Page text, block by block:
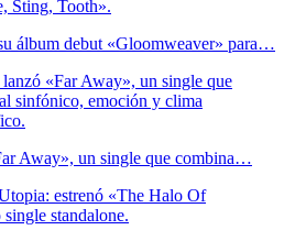
álbum debut «Gloomweaver» para…
Away», un single que combina…